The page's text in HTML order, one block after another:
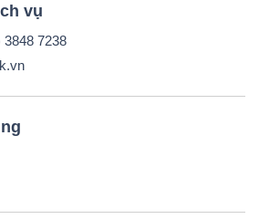
vụ
3848 7238